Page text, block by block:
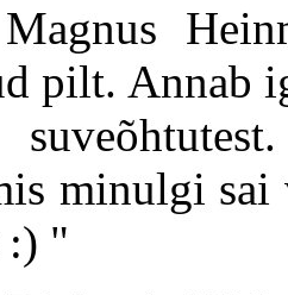
pilt. Annab
minulgi sai
:) "